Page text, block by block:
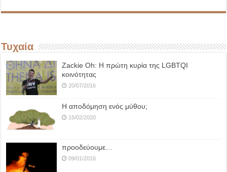
Τυχαία
Ζackie Oh: Η πρώτη κυρία της LGBTQΙ
κοινότητας
20/07/2016
Η αποδόμηση ενός μύθου;
15/02/2020
προοδεύουμε…
09/01/2016